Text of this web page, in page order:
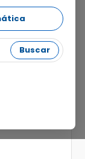
Buscar